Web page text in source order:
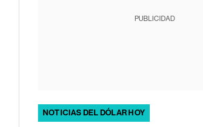
PUBLICIDAD
NOTICIAS DEL DÓLAR HOY